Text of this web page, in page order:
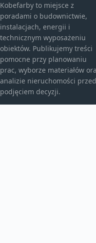
Kobefarby to miejsce z
poradami o budownictwie,
instalacjach, energii i
technicznym wyposażeniu
obiektów. Publikujemy treści
pomocne przy planowaniu
prac, wyborze materiałów
analizie nieruchomości przed
podjęciem decyzji.